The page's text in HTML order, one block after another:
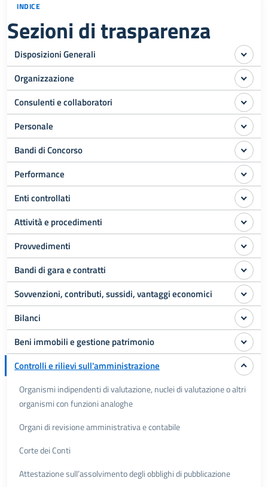
INDICE
Sezioni di trasparenza
Disposizioni Generali
Organizzazione
Consulenti e collaboratori
Personale
Bandi di Concorso
Performance
Enti controllati
Attività e procedimenti
Provvedimenti
Bandi di gara e contratti
Sovvenzioni, contributi, sussidi, vantaggi economici
Bilanci
Beni immobili e gestione patrimonio
Controlli e rilievi sull'amministrazione
Organismi indipendenti di valutazione, nuclei di valutazione o altri
organismi con funzioni analoghe
Organi di revisione amministrativa e contabile
Corte dei Conti
Attestazione sull’assolvimento degli obblighi di pubblicazione